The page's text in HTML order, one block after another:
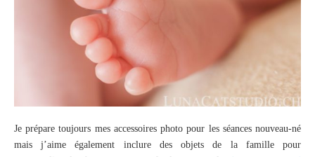
Je prépare toujours mes accessoires photo pour les séances nouveau-né
mais j’aime également inclure des objets de la famille pour